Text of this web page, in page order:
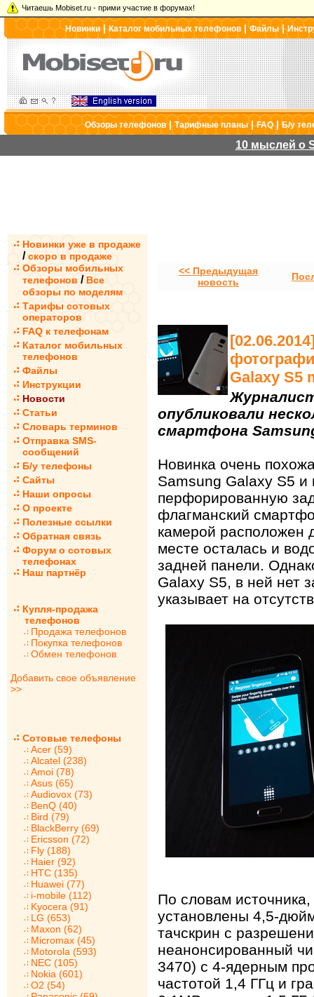
Читаешь Mobiset.ru - прими участие в форумах!
Новинки|Каталог мобильных телефонов |Файлы|
Обзоры телефонов|Тарифные планы|FAQ|Б/у
10 мыслей о
Новинки уже в продаже
/ скоро в продаже
Обзоры мобильных
телефонов / Все
обзоры по моделям
Тарифы сотовых
операторов
FAQ к телефонам
Каталог мобильных
телефонов
Файлы
Инструкции
Новости
Статьи
Словарь терминов
Отправка SMS-
сообщений
Б/у телефоны
Сайты
Наши опросы
О проекте
Полезные ссылки
Обратная связь
Форум о сотовых
телефонах
Наш партнёр
Купля-продажа
телефонов
Продажа телефонов
Покупка телефонов
Обмен телефонов
Добавить свое объявление
>>
Сотовые телефоны
Acer (59)
Alcatel (238)
Amoi (78)
Asus (65)
Audiovox (73)
BenQ (40)
Bird (79)
BlackBerry (69)
Ericsson (72)
Fly (188)
Haier (92)
HTC (135)
Huawei (77)
i-mobile (112)
Kyocera (91)
LG (653)
Maxon (62)
Micromax (45)
Motorola (593)
NEC (105)
Nokia (601)
O2 (54)
<< Предыдущая
новость
Galaxy S5
опубликовали
смартфона
Новинка очень
Samsung Galaxy S5 и
перфорированную
флагманский
камерой расположен
месте осталась и
задней панели.
Galaxy S5, в ней нет
указывает на
По словам
установлены 4,5-
тачскрин с
неанонсированный
3470) с 4-ядерным
частотой 1,4 ГГц и